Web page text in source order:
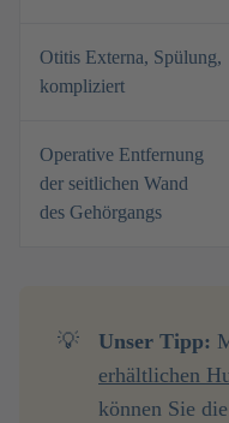
Otitis Externa, Spülung,
kompliziert
Operative Entfernung
der seitlichen Wand
des Gehörgangs
💡 Unser Tipp:
erhältlichen
können Sie